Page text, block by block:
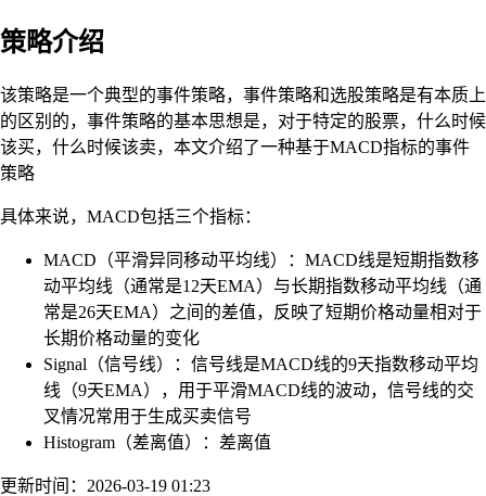
策略介绍
该策略是一个典型的事件策略，事件策略和选股策略是有本质上
的区别的，事件策略的基本思想是，对于特定的股票，什么时候
该买，什么时候该卖，本文介绍了一种基于MACD指标的事件
策略
具体来说，MACD包括三个指标：
MACD（平滑异同移动平均线）：MACD线是短期指数移
动平均线（通常是12天EMA）与长期指数移动平均线（通
常是26天EMA）之间的差值，反映了短期价格动量相对于
长期价格动量的变化
Signal（信号线）：信号线是MACD线的9天指数移动平均
线（9天EMA），用于平滑MACD线的波动，信号线的交
叉情况常用于生成买卖信号
Histogram（差离值）：差离值
更新时间：2026-03-19 01:23